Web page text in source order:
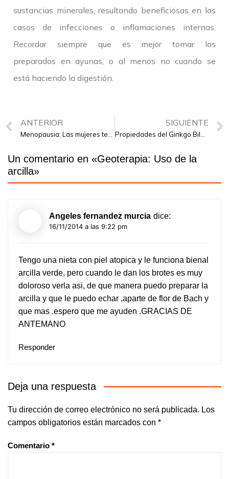
sustancias minerales, resultando beneficiosas en los
casos de infecciones o inflamaciones internas.
Recordar siempre que es mejor tomar los
preparados en ayunas, o al menos no cuando se
está haciendo la digestión.
ANTERIOR SIGUIENTE
Un comentario en «Geoterapia: Uso de la
arcilla»
Angeles fernandez murcia dice:
16/11/2014 a las 9:22 pm
Tengo una nieta con piel atopica y le funciona bienal
arcilla verde, pero cuando le dan los brotes es muy
doloroso verla asi, de que manera puedo preparar la
arcilla y que le puedo echar ,aparte de flor de Bach y
que mas .espero que me ayuden .GRACIAS DE
ANTEMANO
Responder
Deja una respuesta
Tu dirección de correo electrónico no será publicada. Los
campos obligatorios están marcados con *
Comentario *